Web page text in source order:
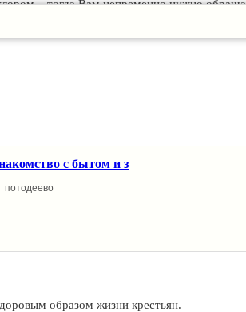
– тогда Вам непременно нужно
чистом гостевом доме со всеми
с бытом и з
потодеево
образом жизни крестьян.